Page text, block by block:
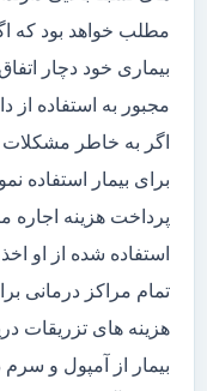
مطلب خواهد بود که
بیماری خود دچار
مجبور به استفاده از
اگر به خاطر
برای بیمار استفاده
پرداخت هزینه اجاره
استفاده شده از او
تمام مراکز درمانی
هزینه های تزریقات
بیمار از آمپول و سرم